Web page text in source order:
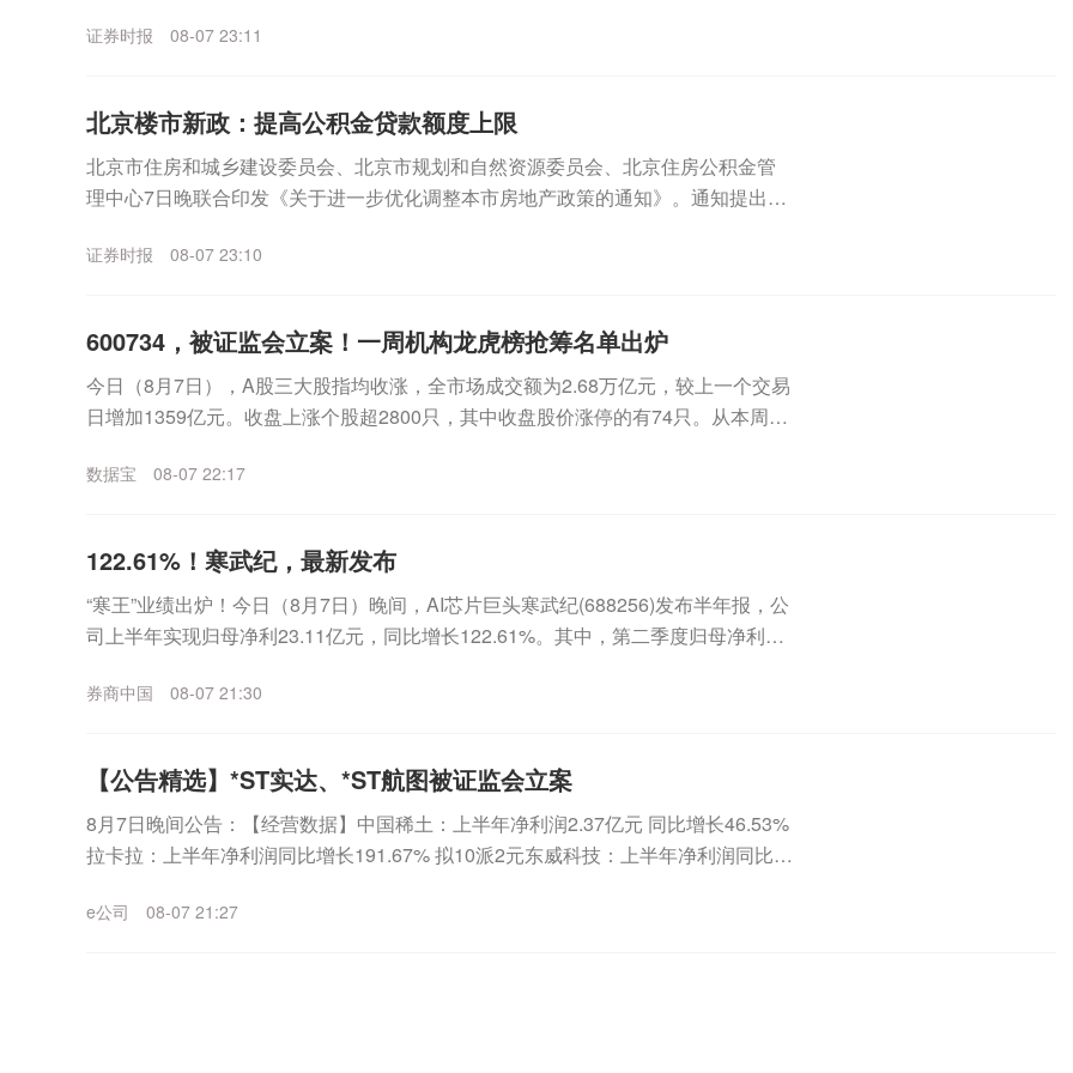
证券时报 08-07 23:11
北京楼市新政：提高公积金贷款额度上限
北京市住房和城乡建设委员会、北京市规划和自然资源委员会、北京住房公积金管
理中心7日晚联合印发《关于进一步优化调整本市房地产政策的通知》。通知提出，
证券时报 08-07 23:10
600734，被证监会立案！一周机构龙虎榜抢筹名单出炉
今日（8月7日），A股三大股指均收涨，全市场成交额为2.68万亿元，较上一个交易
日增加1359亿元。收盘上涨个股超2800只，其中收盘股价涨停的有74只。从本周的
数据宝 08-07 22:17
122.61%！寒武纪，最新发布
“寒王”业绩出炉！今日（8月7日）晚间，AI芯片巨头寒武纪(688256)发布半年报，公
司上半年实现归母净利23.11亿元，同比增长122.61%。其中，第二季度归母净利为
券商中国 08-07 21:30
【公告精选】*ST实达、*ST航图被证监会立案
8月7日晚间公告：【经营数据】中国稀土：上半年净利润2.37亿元 同比增长46.53%
拉卡拉：上半年净利润同比增长191.67% 拟10派2元东威科技：上半年净利润同比增
e公司 08-07 21:27